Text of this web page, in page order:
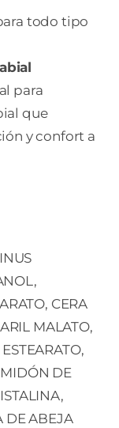
todo tipo
para
que
y confort a
CERA
MALATO,
DE
DE ABEJA